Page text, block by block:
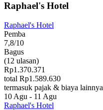
Raphael's Hotel
Raphael's Hotel
Pemba
7,8/10
Bagus
(12 ulasan)
Rp1.370.371
total Rp1.589.630
termasuk pajak & biaya lainnya
10 Agu - 11 Agu
Raphael's Hotel